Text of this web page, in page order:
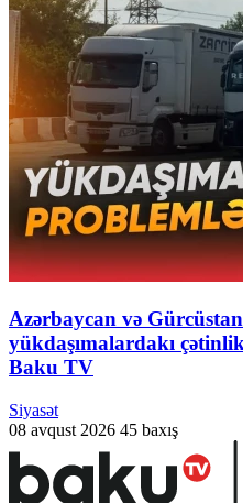
Azərbaycan və
yükdaşımalardakı
Baku TV
Siyasət
08 avqust 2026 45 baxış